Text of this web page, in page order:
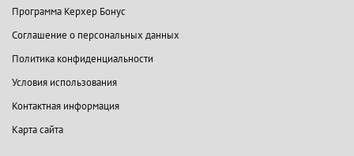
Программа Керхер Бонус
Соглашение о персональных данных
Политика конфиденциальности
Условия использования
Контактная информация
Карта сайта